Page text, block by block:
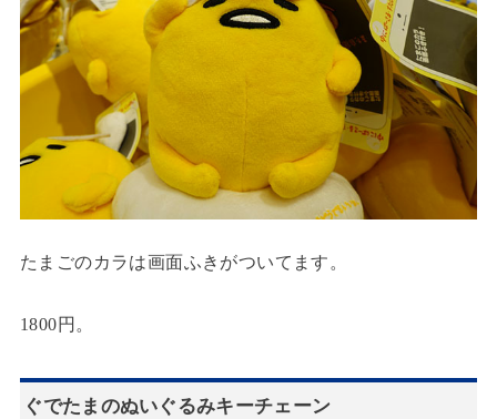
たまごのカラは画面ふきがついてます。
1800円。
ぐでたまのぬいぐるみキーチェーン